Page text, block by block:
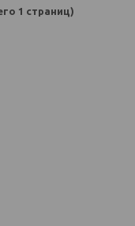
1 страниц)